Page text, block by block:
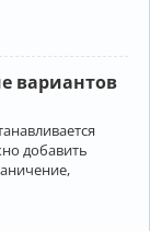
вариантов
добавить